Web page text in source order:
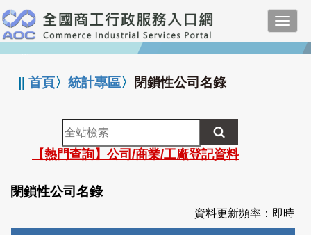
跳
到
主
要
:::
||首頁〉統計專區〉 閉鎖性公司名錄
全
站
檢
索
【熱門查詢】公司/商業/工廠登記資料
閉鎖性公司名錄
資料更新頻率：即時